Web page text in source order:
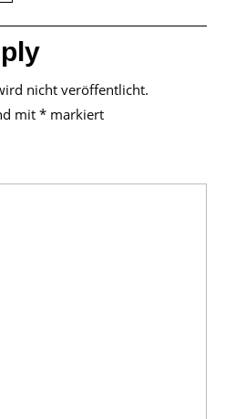
nicht veröffentlicht.
mit * markiert